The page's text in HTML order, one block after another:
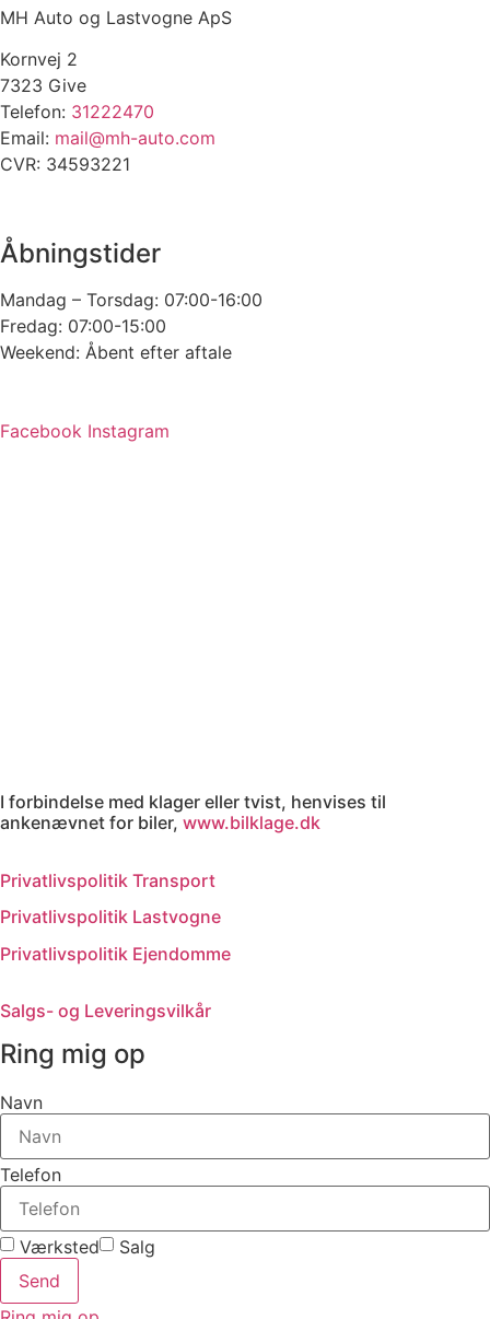
MH Auto og Lastvogne ApS
Kornvej 2
7323 Give
Telefon: 31222470
Email: mail@mh-auto.com
CVR: 34593221
Åbningstider
Mandag – Torsdag: 07:00-16:00
Fredag: 07:00-15:00
Weekend: Åbent efter aftale
Facebook Instagram
I forbindelse med klager eller tvist, henvises til
ankenævnet for biler, www.bilklage.dk
Privatlivspolitik Transport
Privatlivspolitik Lastvogne
Privatlivspolitik Ejendomme
Salgs- og Leveringsvilkår
Ring mig op
Navn
Telefon
Værksted
Salg
Send